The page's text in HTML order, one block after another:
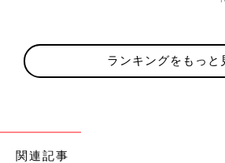
ランキングをもっと
関連記事